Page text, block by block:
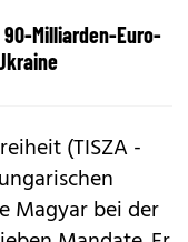
Milliarden-Euro-
(TISZA -
Magyar bei der